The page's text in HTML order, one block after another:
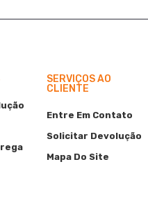
SERVIÇOS AO
CLIENTE
Entre Em Contato
Solicitar Devolução
Mapa Do Site